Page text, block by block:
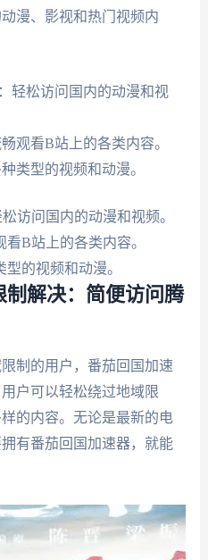
漫、影视和热门视频内
轻松访问国内的动漫和视
观看B站上的各类内容。
类型的视频和动漫。
访问国内的动漫和视频。
B站上的各类内容。
的视频和动漫。
解决：简便访问腾
制的用户，番茄回国加速
户可以轻松绕过地域限
的内容。无论是最新的电
有番茄回国加速器，就能